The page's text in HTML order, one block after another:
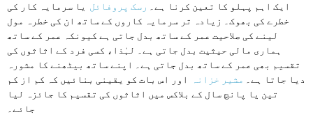
ایک اہم پہلو کا تعین کرنا ہے۔ رسک پروفائل یا سرمایہ کار کی
خطرے کی بھوک۔ زیادہ تر سرمایہ کاروں کے ساتھ ان کی خطرہ مول
لینے کی صلاحیت عمر کے ساتھ بدل جاتی ہے کیونکہ عمر کے ساتھ
ہماری مالی حیثیت بدل جاتی ہے۔ لہٰذا، کسی فرد کے اثاثوں کی
تقسیم بھی عمر کے ساتھ بدل جاتی ہے۔ اپنے ساتھ بیٹھنے کا مشورہ
دیا جاتا ہے۔
مشیر خزانہ
اور اس بات کو یقینی بنائیں کہ کم از کم
تین یا پانچ سال کے بلاکس میں اثاثوں کی تقسیم کا جائزہ لیا
جائے۔